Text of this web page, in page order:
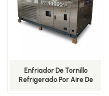
Enfriador De Tornillo
Refrigerado Por Aire De